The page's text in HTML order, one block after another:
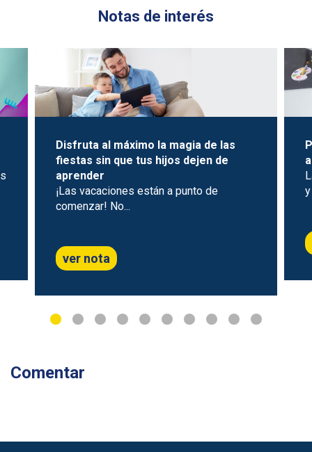
Notas de interés
Disfruta al máximo la magia de las
fiestas sin que tus hijos dejen de
aprender
¡Las vacaciones están a punto de
comenzar! No...
ver nota
Comentar